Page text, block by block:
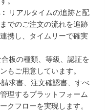
リアルタイムの追跡と配
でのご注文の流れを追跡
携し、タイムリーで確実
板の種類、等級、認証を
もご用意しています。
求書、注文確認書、すべ
理するプラットフォーム
クフローを実現します。